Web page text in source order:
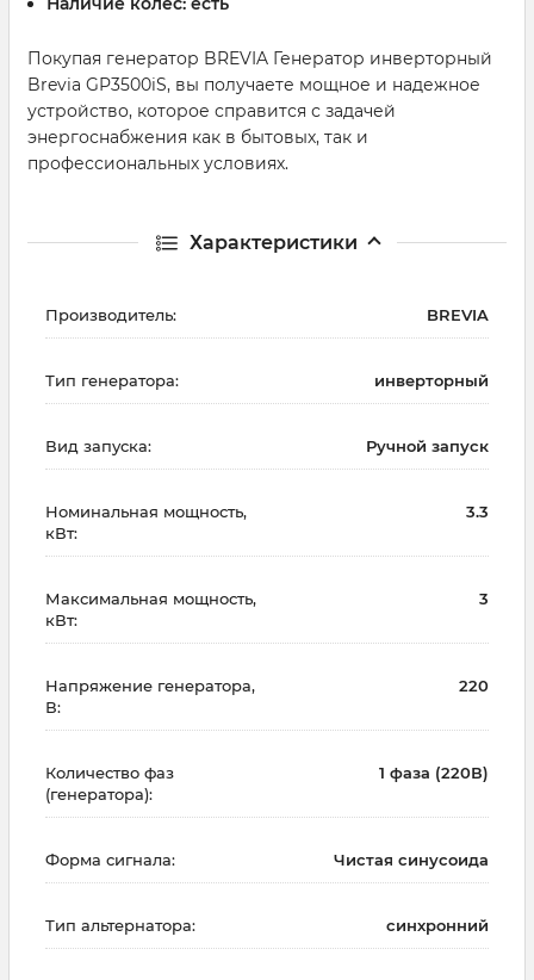
Покупая генератор BREVIA Генератор инверторный
Brevia GP3500iS, вы получаете мощное и надежное
устройство, которое справится с задачей
энергоснабжения как в бытовых, так и
профессиональных условиях.
Характеристики
Производитель: BREVIA
Тип генератора: инверторный
Вид запуска: Ручной запуск
Номинальная мощность,
кВт:
3.3
Максимальная мощность,
кВт:
3
Напряжение генератора,
В:
220
Количество фаз
(генератора):
1 фаза (220В)
Форма сигнала: Чистая синусоида
Тип альтернатора: синхронний